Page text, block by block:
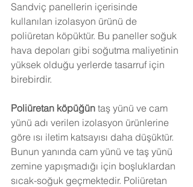
Sandviç panellerin içerisinde
kullanılan izolasyon ürünü de
poliüretan köpüktür. Bu paneller soğuk
hava depoları gibi soğutma maliyetinin
yüksek olduğu yerlerde tasarruf için
birebirdir.
Poliüretan köpüğün taş yünü ve cam
yünü adı verilen izolasyon ürünlerine
göre ısı iletim katsayısı daha düşüktür.
Bunun yanında cam yünü ve taş yünü
zemine yapışmadığı için boşluklardan
sıcak-soğuk geçmektedir. Poliüretan